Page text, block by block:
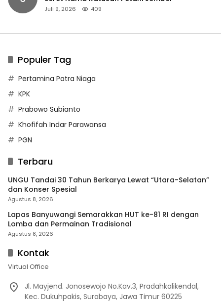
Juli 9, 2026 409
Populer Tag
Pertamina Patra Niaga
KPK
Prabowo Subianto
Khofifah Indar Parawansa
PGN
Terbaru
UNGU Tandai 30 Tahun Berkarya Lewat “Utara-Selatan”
dan Konser Spesial
Agustus 8, 2026
Lapas Banyuwangi Semarakkan HUT ke-81 RI dengan
Lomba dan Permainan Tradisional
Agustus 8, 2026
Kontak
Virtual Office
Jl. Mayjend. Jonosewojo No.Kav.3, Pradahkalikendal,
Kec. Dukuhpakis, Surabaya, Jawa Timur 60225